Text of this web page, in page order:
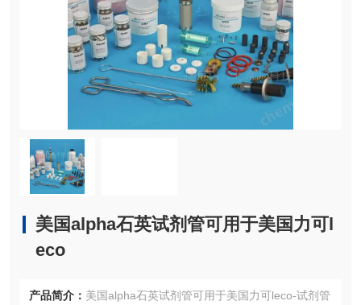
美国alpha石英试剂管可用于美国力可l
eco
产品简介： 美国alpha石英试剂管可用于美国力可leco-试剂管